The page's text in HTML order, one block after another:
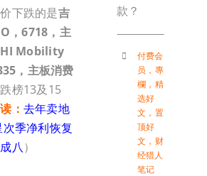
下跌的是吉
，6718，主
HI Mobility
，主板消费
榜13及15
： 去年卖地
季净利恢复
八）
款？
付费会
员 ， 專
欄 ， 精
选好
文 ， 置
顶好
文 ， 财
经猎人
笔记